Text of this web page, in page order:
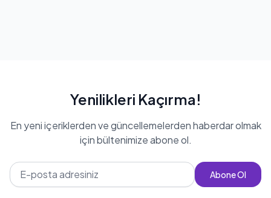
Yenilikleri Kaçırma!
En yeni içeriklerden ve güncellemelerden haberdar olmak
için bültenimize abone ol.
Abone Ol